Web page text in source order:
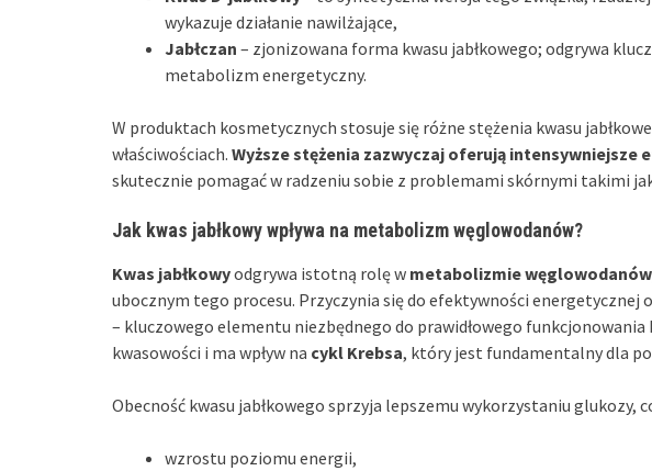
wykazuje działanie nawilżające,
Jabłczan – zjonizowana forma kwasu jabłkowego; odgrywa
metabolizm energetyczny.
W produktach kosmetycznych stosuje się różne stężenia kwasu
właściwościach. Wyższe stężenia zazwyczaj oferują intensywniejsze
skutecznie pomagać w radzeniu sobie z problemami skórnymi takimi
Jak kwas jabłkowy wpływa na metabolizm węglowodanów?
Kwas jabłkowyodgrywa istotną rolę w metabolizmie węglowodanów
ubocznym tego procesu. Przyczynia się do efektywności energetycznej
– kluczowego elementu niezbędnego do prawidłowego
kwasowości i ma wpływ na cykl Krebsa, który jest fundamentalny dla
Obecność kwasu jabłkowego sprzyja lepszemu wykorzystaniu glukozy,
wzrostu poziomu energii,